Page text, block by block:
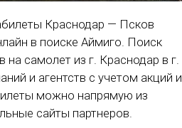
Краснодар — Псков
в поиске Аймиго. Поиск
на самолет из г. Краснодар в г.
и агентств с учетом акций и
можно напрямую из
сайты партнеров.